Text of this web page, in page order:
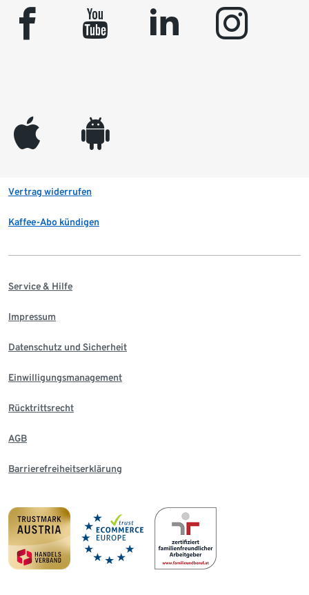
facebook youtube linkedin instagram
appleinc android
Vertrag widerrufen
Kaffee-Abo kündigen
Service & Hilfe
Impressum
Datenschutz und Sicherheit
Einwilligungsmanagement
Rücktrittsrecht
AGB
Barrierefreiheitserklärung